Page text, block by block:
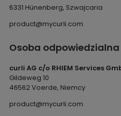
6331 Hünenberg, Szwajcaria
product@mycurli.com
Osoba odpowiedzialna
curli AG c/o RHIEM Services
Gildeweg 10
46562 Voerde, Niemcy
product@mycurli.com